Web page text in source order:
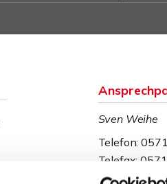
Sven Weihe
Telefon:
Telefax:
weihe@wb-